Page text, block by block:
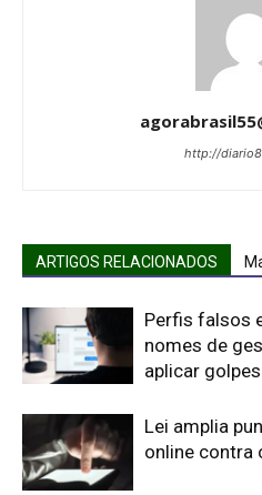
http://
ARTIGOS RELACIONADOS
Perfis falsos
nomes de
aplicar golpes
Lei amplia
online contra